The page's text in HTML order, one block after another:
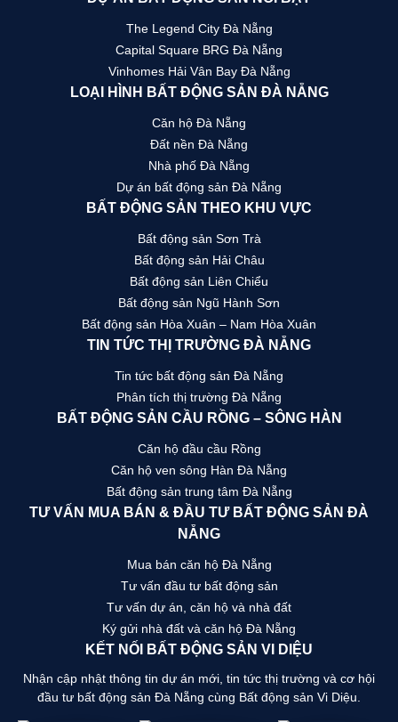
The Legend City Đà Nẵng
Capital Square BRG Đà Nẵng
Vinhomes Hải Vân Bay Đà Nẵng
LOẠI HÌNH BẤT ĐỘNG SẢN ĐÀ NẴNG
Căn hộ Đà Nẵng
Đất nền Đà Nẵng
Nhà phố Đà Nẵng
Dự án bất động sản Đà Nẵng
BẤT ĐỘNG SẢN THEO KHU VỰC
Bất động sản Sơn Trà
Bất động sản Hải Châu
Bất động sản Liên Chiểu
Bất động sản Ngũ Hành Sơn
Bất động sản Hòa Xuân – Nam Hòa Xuân
TIN TỨC THỊ TRƯỜNG ĐÀ NẴNG
Tin tức bất động sản Đà Nẵng
Phân tích thị trường Đà Nẵng
BẤT ĐỘNG SẢN CẦU RỒNG – SÔNG HÀN
Căn hộ đầu cầu Rồng
Căn hộ ven sông Hàn Đà Nẵng
Bất động sản trung tâm Đà Nẵng
TƯ VẤN MUA BÁN & ĐẦU TƯ BẤT ĐỘNG SẢN ĐÀ
NẴNG
Mua bán căn hộ Đà Nẵng
Tư vấn đầu tư bất động sản
Tư vấn dự án, căn hộ và nhà đất
Ký gửi nhà đất và căn hộ Đà Nẵng
KẾT NỐI BẤT ĐỘNG SẢN VI DIỆU
Nhận cập nhật thông tin dự án mới, tin tức thị trường và cơ hội
đầu tư bất động sản Đà Nẵng cùng Bất động sản Vi Diệu.